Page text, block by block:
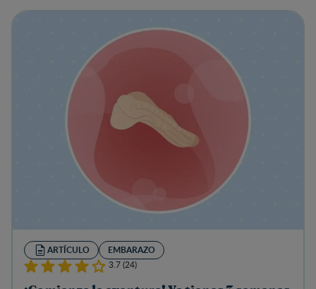
ARTÍCULO EMBARAZO
3.7 (24)